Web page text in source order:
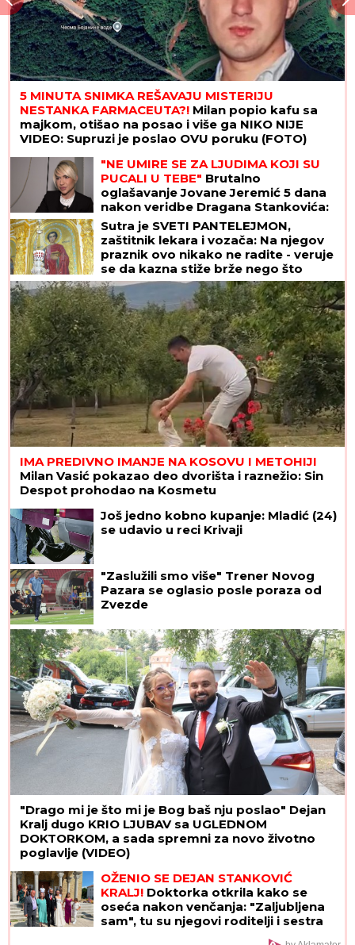
5 MINUTA SNIMKA REŠAVAJU MISTERIJU
NESTANKA FARMACEUTA?! Milan popio kafu sa
majkom, otišao na posao i više ga NIKO NIJE
VIDEO: Supruzi je poslao OVU poruku (FOTO)
"NE UMIRE SE ZA LJUDIMA KOJI SU
PUCALI U TEBE" Brutalno
oglašavanje Jovane Jeremić 5 dana
nakon veridbe Dragana Stankovića:
"Znali su šta rade"
Sutra je SVETI PANTELEJMON,
zaštitnik lekara i vozača: Na njegov
praznik ovo nikako ne radite - veruje
se da kazna stiže brže nego što
mislite
IMA PREDIVNO IMANJE NA KOSOVU I METOHIJI
Milan Vasić pokazao deo dvorišta i raznežio: Sin
Despot prohodao na Kosmetu
Još jedno kobno kupanje: Mladić (24)
se udavio u reci Krivaji
"Zaslužili smo više" Trener Novog
Pazara se oglasio posle poraza od
Zvezde
"Drago mi je što mi je Bog baš nju poslao" Dejan
Kralj dugo KRIO LJUBAV sa UGLEDNOM
DOKTORKOM, a sada spremni za novo životno
poglavlje (VIDEO)
OŽENIO SE DEJAN STANKOVIĆ
KRALJ! Doktorka otkrila kako se
oseća nakon venčanja: "Zaljubljena
sam", tu su njegovi roditelji i sestra